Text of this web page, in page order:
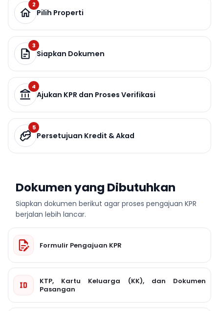
2
Pilih Properti
3
Siapkan Dokumen
4
Ajukan KPR dan Proses Verifikasi
5
Persetujuan Kredit & Akad
Dokumen yang Dibutuhkan
Siapkan dokumen berikut agar proses pengajuan KPR
berjalan lebih lancar.
Formulir Pengajuan KPR
KTP, Kartu Keluarga (KK), dan Dokumen
Pasangan